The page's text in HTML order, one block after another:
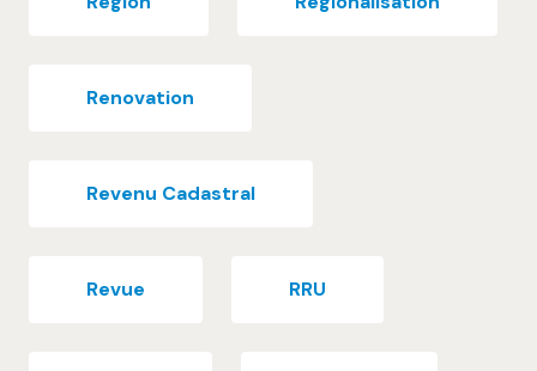
Renovation
Revenu Cadastral
Revue RRU